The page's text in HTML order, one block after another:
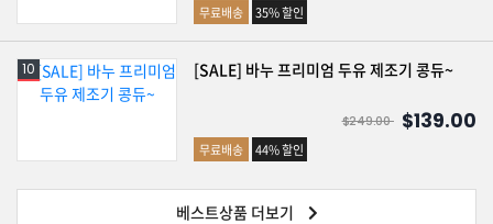
무료배송 35% 할인
[SALE] 바누 프리미엄 두유 제조기 콩듀~
$249.00 $139.00
무료배송 44% 할인
베스트상품 더보기